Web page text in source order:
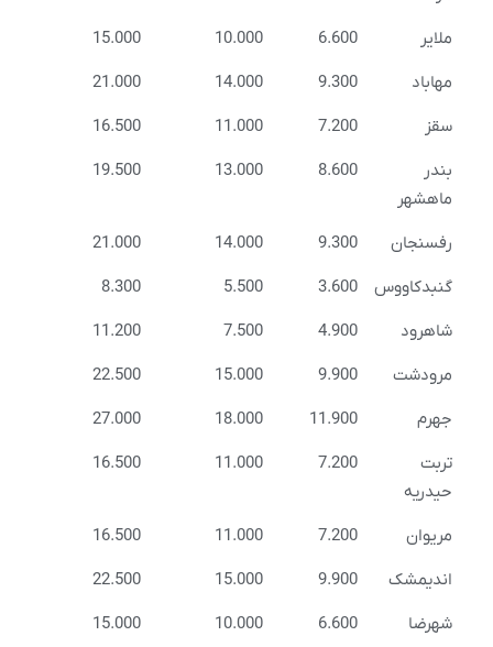
ملایر
6.600
10.000
15.000
مهاباد
9.300
14.000
21.000
سقز
7.200
11.000
16.500
بندر
ماهشهر
8.600
13.000
19.500
رفسنجان 9.300
14.000
21.000
گنبدکاووس
3.600
5.500
8.300
شاهرود
4.900
7.500
11.200
مرودشت
9.900
15.000
22.500
جهرم
11.900
18.000
27.000
تربت
حیدریه
7.200
11.000
16.500
مریوان 7.200
11.000
16.500
اندیمشک
9.900
15.000
22.500
شهرضا
6.600
10.000
15.000